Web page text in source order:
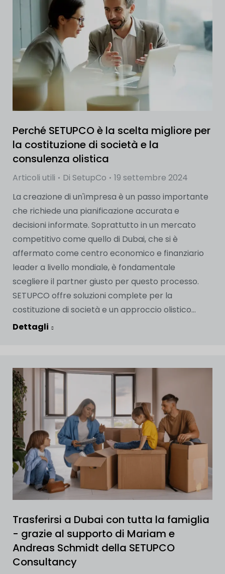
Perché SETUPCO è la scelta migliore per
la costituzione di società e la
consulenza olistica
Articoli utili Di SetupCo
19 settembre 2024
La creazione di un'impresa è un passo importante
che richiede una pianificazione accurata e
decisioni informate. Soprattutto in un mercato
competitivo come quello di Dubai, che si è
affermato come centro economico e finanziario
leader a livello mondiale, è fondamentale
scegliere il partner giusto per questo processo.
SETUPCO offre soluzioni complete per la
costituzione di società e un approccio olistico...
Dettagli
Trasferirsi a Dubai con tutta la famiglia
- grazie al supporto di Mariam e
Andreas Schmidt della SETUPCO
Consultancy